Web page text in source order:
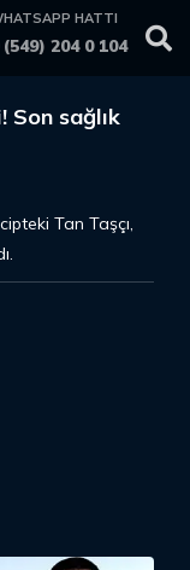
HATTI
(549) 204 0 104
Son sağlık
Tan Taşçı,